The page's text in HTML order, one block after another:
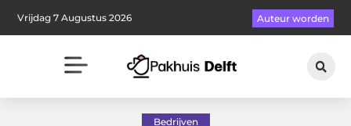
Vrijdag 7 Augustus 2026 Auteur worden
Bedrijven